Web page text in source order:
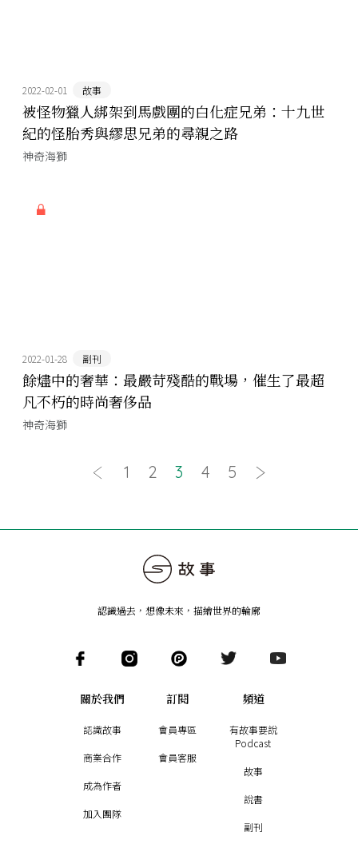
2022-02-01 故事
被怪物獵人綁架到馬戲團的白化症兄弟：十九世
紀的怪胎秀與繆思兄弟的尋親之路
神奇海獅
2022-01-28 副刊
餘燼中的奢華：最嚴苛殘酷的戰場，催生了最超
凡不朽的時尚奢侈品
神奇海獅
1 2 3 4 5
認識過去，想像未來 ， 描繪世界的輪廓
關於我們
認識故事
商業合作
成為作者
加入團隊
訂閱
會員專區
會員客服
頻道
有故事要說
Podcast
故事
說書
副刊